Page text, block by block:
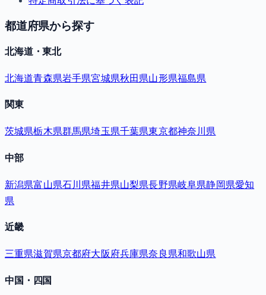
都道府県から探す
北海道・東北
北海道青森県岩手県宮城県秋田県山形県福島県
関東
茨城県栃木県群馬県埼玉県千葉県東京都神奈川県
中部
新潟県富山県石川県福井県山梨県長野県岐阜県静岡県愛知
県
近畿
三重県滋賀県京都府大阪府兵庫県奈良県和歌山県
中国・四国